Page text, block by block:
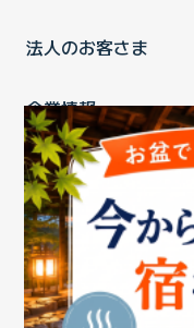
法人のお客さま
企業情報
ご利用中の方
お問い合わせ消費税の表
個人情報保護ポリシー
特定商取引法に基づく
商標についてBIGLOBE